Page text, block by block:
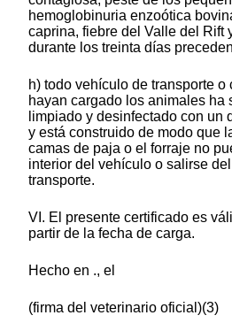
hemoglobinuria enzoótica
caprina, fiebre del Valle del Rift
durante los treinta días
h) todo vehículo de transporte
hayan cargado los animales ha
limpiado y desinfectado con un
y está construido de modo que
camas de paja o el forraje no
interior del vehículo o salirse
transporte.
VI. El presente certificado es
partir de la fecha de carga.
Hecho en ., el
(firma del veterinario oficial)(3)